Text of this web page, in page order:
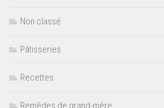
Non classé
Pâtisseries
Recettes
Remèdes de grand-mère